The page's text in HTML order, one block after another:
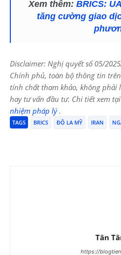
Xem thêm: BRICS:
tăng cường giao
Disclaimer: Nghị quyết số 05/
Chính phủ, toàn bộ thông tin
tính chất tham khảo, không phải
hay tư vấn đầu tư. Chi tiết xem tại
nhiệm pháp lý.
TAGS BRICS ĐÔ LA MỸ IRAN
Tân
https://